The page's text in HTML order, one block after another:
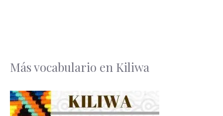
Más vocabulario en Kiliwa